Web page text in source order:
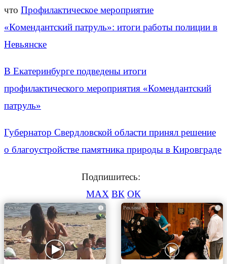
что Профилактическое мероприятие
«Комендантский патруль»: итоги работы полиции в
Невьянске
В Екатеринбурге подведены итоги
профилактического мероприятия «Комендантский
патруль»
Губернатор Свердловской области принял решение
о благоустройстве памятника природы в Кировграде
Подпишитесь:
MAX ВК ОК
i i